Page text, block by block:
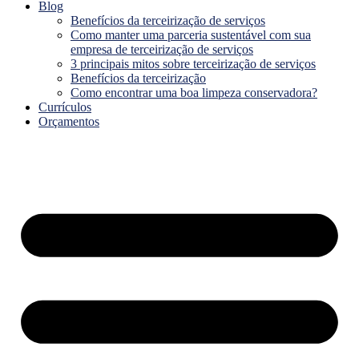
Blog
Benefícios da terceirização de serviços
Como manter uma parceria sustentável com sua
empresa de terceirização de serviços
3 principais mitos sobre terceirização de serviços
Benefícios da terceirização
Como encontrar uma boa limpeza conservadora?
Currículos
Orçamentos